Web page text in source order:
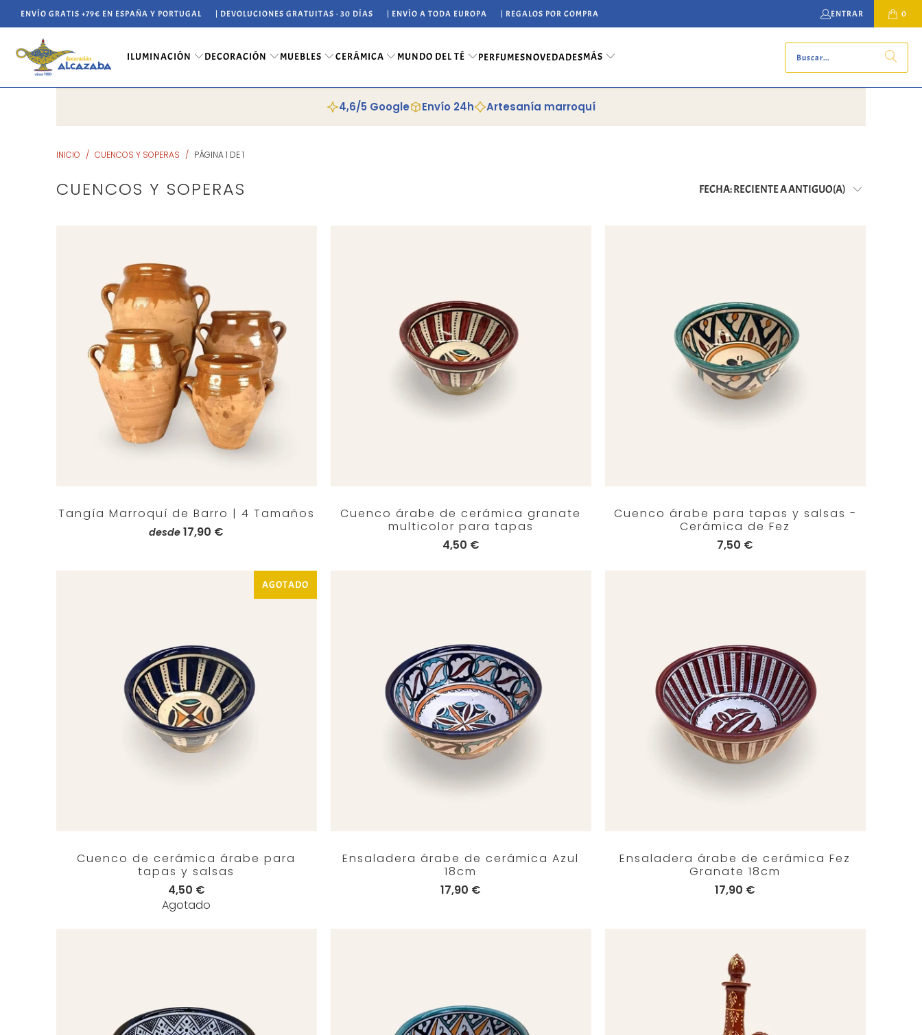
ENVÍO GRATIS +79€ EN ESPAÑA Y PORTUGAL | DEVOLUCIONES GRATUITAS · 30 DÍAS | ENVÍO A TODA EUROPA | REGALOS POR COMPRA ENTRAR 0
ILUMINACIÓN DECORACIÓN MUEBLES CERÁMICA MUNDO DEL TÉ PERFUMESNOVEDADESMÁS
4,6/5 Google Envío 24h Artesanía marroquí
INICIO / CUENCOS Y SOPERAS / PÁGINA 1 DE 1
CUENCOS Y SOPERAS
Tangía Marroquí de Barro | 4 Tamaños
desde 17,90 €
Cuenco árabe de cerámica granate
multicolor para tapas
4,50 €
Cuenco árabe para tapas y salsas -
Cerámica de Fez
7,50 €
AGOTADO
Cuenco de cerámica árabe para
tapas y salsas
4,50 €
Agotado
Ensaladera árabe de cerámica Azul
18cm
17,90 €
Ensaladera árabe de cerámica Fez
Granate 18cm
17,90 €